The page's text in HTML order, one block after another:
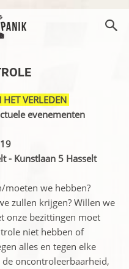
VERLEDEN
evenementen
- Kunstlaan 5 Hasselt
we hebben?
zullen krijgen? Willen we
onze bezittingen moet
niet hebben of
alles en tegen elke
de oncontroleerbaarheid,